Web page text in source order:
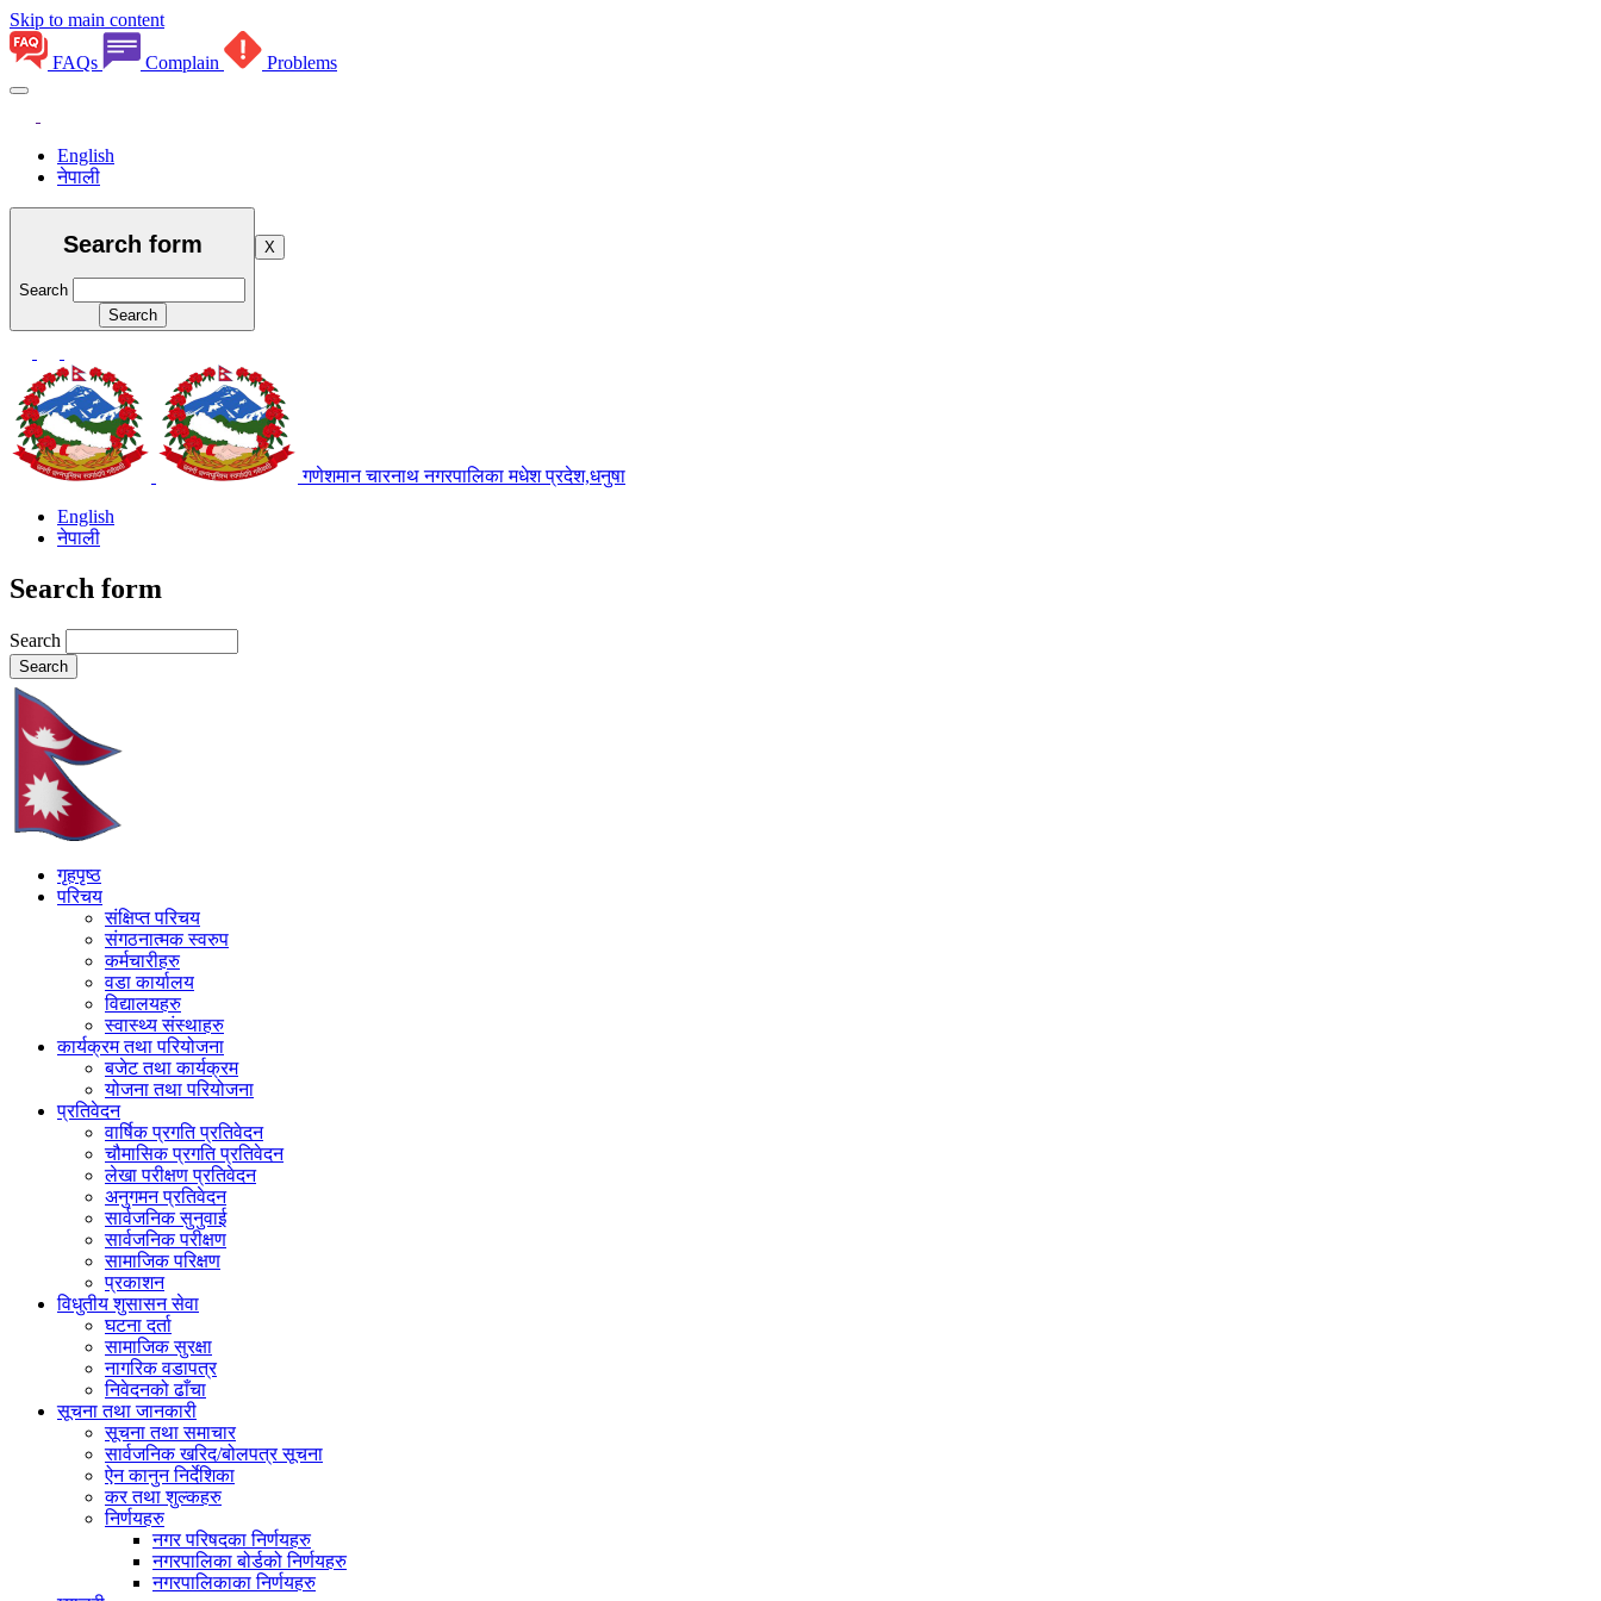
Skip to main content
FAQs Complain Problems
English
नेपाली
Search form
Search
X
गणेशमान चारनाथ नगरपालिका मधेश प्रदेश,धनुषा
English
नेपाली
Search form
Search
गृहपृष्ठ
परिचय
संक्षिप्त परिचय
संगठनात्मक स्वरुप
कर्मचारीहरु
वडा कार्यालय
विद्यालयहरु
स्वास्थ्य संस्थाहरु
कार्यक्रम तथा परियोजना
बजेट तथा कार्यक्रम
योजना तथा परियोजना
प्रतिवेदन
वार्षिक प्रगति प्रतिवेदन
चौमासिक प्रगति प्रतिवेदन
लेखा परीक्षण प्रतिवेदन
अनुगमन प्रतिवेदन
सार्वजनिक सुनुवाई
सार्वजनिक परीक्षण
सामाजिक परिक्षण
प्रकाशन
विधुतीय शुसासन सेवा
घटना दर्ता
सामाजिक सुरक्षा
नागरिक वडापत्र
निवेदनको ढाँचा
सूचना तथा जानकारी
सूचना तथा समाचार
सार्वजनिक खरिद/बोलपत्र सूचना
ऐन कानुन निर्देशिका
कर तथा शुल्कहरु
निर्णयहरु
नगर परिषदका निर्णयहरु
नगरपालिका बोर्डको निर्णयहरु
नगरपालिकाका निर्णयहरु